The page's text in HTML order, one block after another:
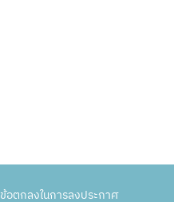
ข้อตกลงในการลงประกาศ